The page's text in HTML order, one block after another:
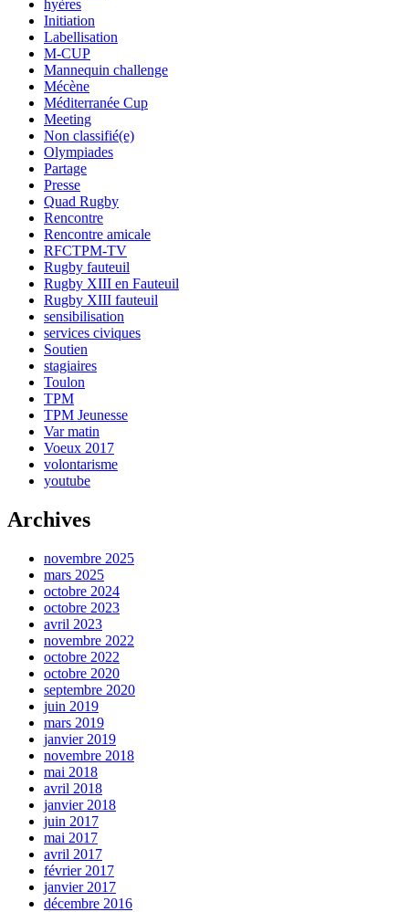
hyères
Initiation
Labellisation
M-CUP
Mannequin challenge
Mécène
Méditerranée Cup
Meeting
Non classifié(e)
Olympiades
Partage
Presse
Quad Rugby
Rencontre
Rencontre amicale
RFCTPM-TV
Rugby fauteuil
Rugby XIII en Fauteuil
Rugby XIII fauteuil
sensibilisation
services civiques
Soutien
stagiaires
Toulon
TPM
TPM Jeunesse
Var matin
Voeux 2017
volontarisme
youtube
Archives
novembre 2025
mars 2025
octobre 2024
octobre 2023
avril 2023
novembre 2022
octobre 2022
octobre 2020
septembre 2020
juin 2019
mars 2019
janvier 2019
novembre 2018
mai 2018
avril 2018
janvier 2018
juin 2017
mai 2017
avril 2017
février 2017
janvier 2017
décembre 2016